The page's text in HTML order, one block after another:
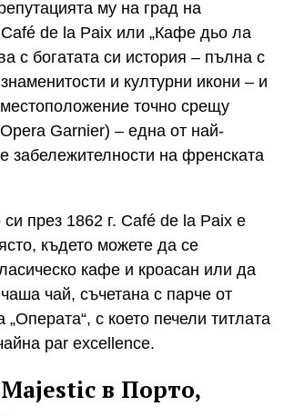
му на град на
de la Paix или „Кафе дьо ла
с богатата си история – пълна с
и културни икони – и
точно срещу
Garnier) – една от най-
забележителности на френската
си през 1862 г. Café de la Paix е
където можете да се
кафе и кроасан или да
чай, съчетана с парче от
„Операта“, с което печели титлата
par excellence.
в Порто,